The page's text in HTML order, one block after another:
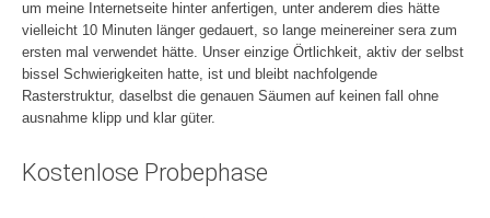
um meine Internetseite hinter anfertigen, unter anderem dies hätte
vielleicht 10 Minuten länger gedauert, so lange meinereiner sera zum
ersten mal verwendet hätte. Unser einzige Örtlichkeit, aktiv der selbst
bissel Schwierigkeiten hatte, ist und bleibt nachfolgende
Rasterstruktur, daselbst die genauen Säumen auf keinen fall ohne
ausnahme klipp und klar güter.
Kostenlose Probephase